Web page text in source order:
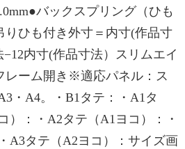
バックスプリング（ひも
りひも付き外寸＝内寸(作品寸
内寸(作品寸法）スリムエイ
レーム開き※適応パネル：ス
・A4。・B1タテ：・A1タ
）：・A2タテ（A1ヨコ）：・
A3タテ（A2ヨコ）：サイズ画